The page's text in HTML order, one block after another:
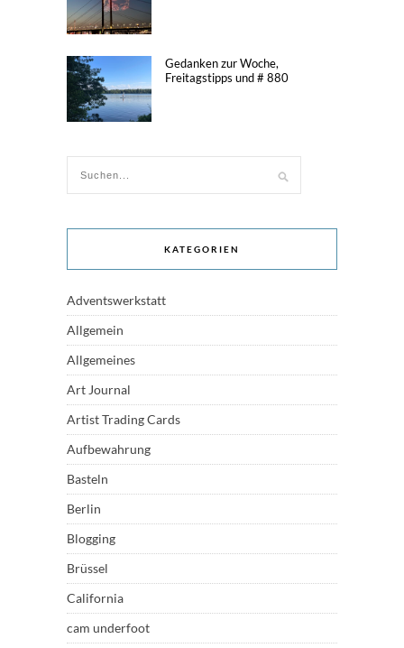
Gedanken zur Woche,
Freitagstipps und # 880
KATEGORIEN
Adventswerkstatt
Allgemein
Allgemeines
Art Journal
Artist Trading Cards
Aufbewahrung
Basteln
Berlin
Blogging
Brüssel
California
cam underfoot